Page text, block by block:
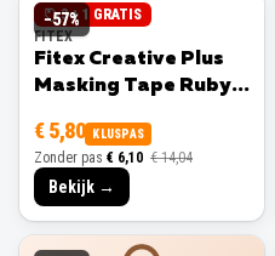
−57%
3 + 1 GRATIS
FITEX
Fitex Creative Plus
Masking Tape Ruby
€ 5,80 KLUSPAS
Zonder pas € 6,10 € 14,04
Bekijk →